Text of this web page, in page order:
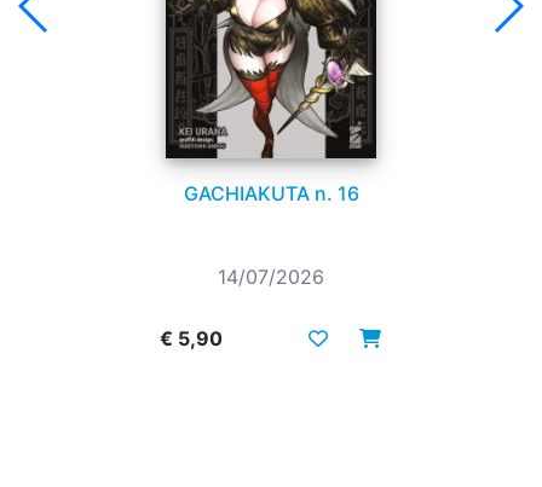
GACHIAKUTA n. 16
14/07/2026
€ 5,90